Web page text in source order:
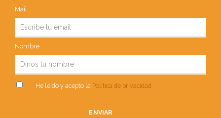
Mail
Nombre
He leído y acepto la Política de privacidad
ENVIAR